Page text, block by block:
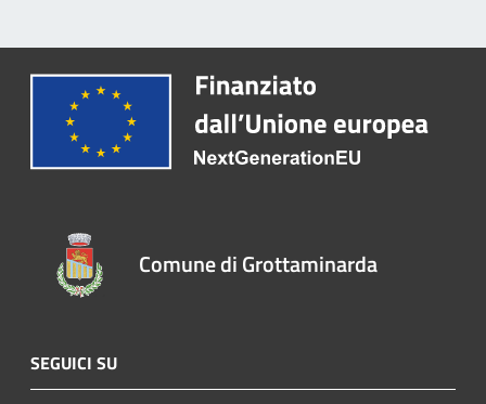
Comune di Grottaminarda
SEGUICI SU